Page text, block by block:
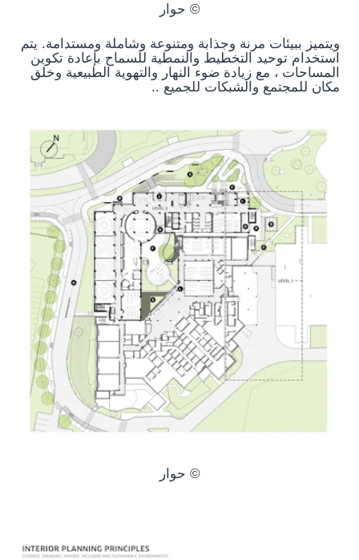
© حوار
ويتميز ببيئات مرنة وجذابة ومتنوعة وشاملة ومستدامة. يتم
استخدام توحيد التخطيط والنمطية للسماح بإعادة تكوين
المساحات ، مع زيادة ضوء النهار والتهوية الطبيعية وخلق
مكان للمجتمع والشبكات للجميع ..
© حوار